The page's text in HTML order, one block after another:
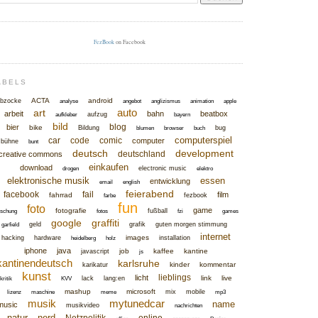
FezBook on Facebook
ACTA analyse android angebot anglizismus animation apple
arbeit art aufkleber aufzug auto bahn bayern
beatbox
bier
bike bild Bildung blog blumen browser buch
bug
bühne
bunt car code comic computer computerspiel
commons deutsch deutschland development
download drogen einkaufen electronic music elektro
elektronische musik email english entwicklung essen
facebook fahrrad fail farbe feierabend fezbook film
foto fotografie fotos fun fußball fzi game games
garfield geld google graffiti grafik
guten morgen stimmung
hacking
hardware heidelberg holz images installation internet
iphone java javascript job js kaffee kantine
karikatur karlsruhe kinder kommentar
kritik kunst KVV lack lang:en licht lieblings link live
lizenz maschine mashup meme microsoft mix mobile mp3
musik musikvideo mytunedcar nachrichten
name